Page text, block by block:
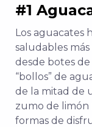
#1
Los aguacates
saludables
desde botes
“bollos” de
de la mitad de
zumo de limón
formas de